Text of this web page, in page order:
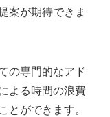
案が期待できま
の専門的なアド
よる時間の浪費
とができます。